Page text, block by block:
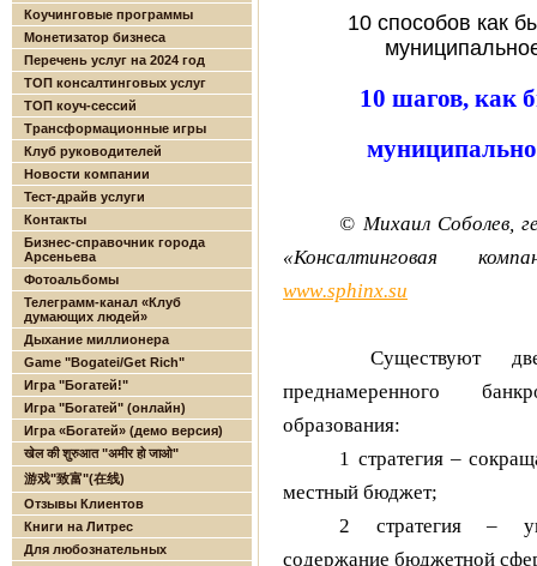
Коучинговые программы
Монетизатор бизнеса
Перечень услуг на 2024 год
ТОП консалтинговых услуг
ТОП коуч-сессий
Трансформационные игры
Клуб руководителей
Новости компании
Тест-драйв услуги
Контакты
Бизнес-справочник города
Арсеньева
Фотоальбомы
Телеграмм-канал «Клуб
думающих людей»
Дыхание миллионера
Game "Bogatei/Get Rich"
Игра "Богатей!"
Игра "Богатей" (онлайн)
Игра «Богатей» (демо версия)
खेल की शुरुआत "अमीर हो जाओ"
游戏"致富"(在线)
Отзывы Клиентов
Книги на Литрес
Для любознательных
10 способов как
10 шагов, как
© Михаил Соболев,
«Консалтинговая
www.sphinx.su
Существуют
преднамеренного
образования:
1 стратегия –
местный бюджет;
2 стратегия –
содержание бюджетной